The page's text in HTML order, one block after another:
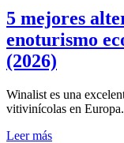
5 mejores
enoturismo
(2026)
Winalist es una
vitivinícolas en
Leer más